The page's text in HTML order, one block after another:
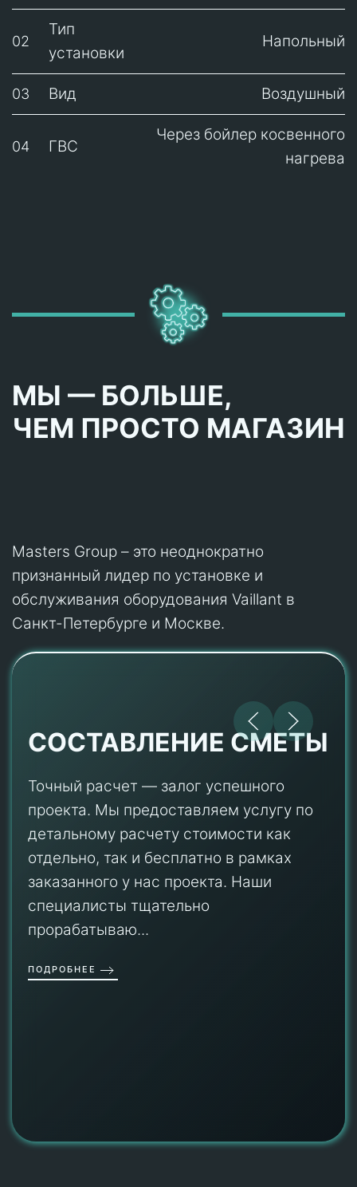
02
Тип
установки
Напольный
03 Вид Воздушный
04 ГВС
Через бойлер косвенного
нагрева
МЫ — БОЛЬШЕ,
ЧЕМ ПРОСТО МАГАЗИН
Masters Group – это неоднократно
признанный лидер по установке и
обслуживания оборудования Vaillant в
Санкт-Петербурге и Москве.
СОСТАВЛЕНИЕ СМЕТЫ
Точный расчет — залог успешного
проекта. Мы предоставляем услугу по
детальному расчету стоимости как
отдельно, так и бесплатно в рамках
заказанного у нас проекта. Наши
специалисты тщательно
прорабатываю...
ПОДРОБНЕЕ